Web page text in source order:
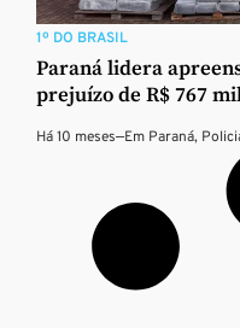
1º DO BRASIL
Paraná lidera
prejuízo de R$ 767
Há 10 meses—Em Paraná,